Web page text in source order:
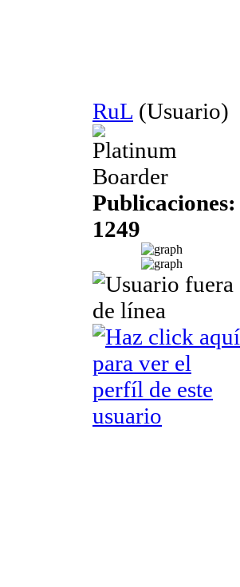
RuL (Usuario)
Platinum
Boarder
Publicaciones:
1249